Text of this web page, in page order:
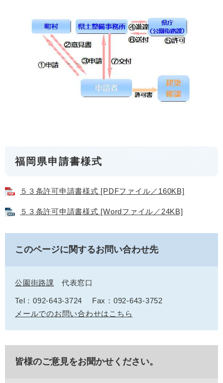
福岡県申請書様式
５３条許可申請書様式 [PDFファイル／160KB]
５３条許可申請書様式 [Wordファイル／24KB]
このページに関するお問い合わせ先
公園街路課 代表窓口
Tel：092-643-3724
Fax：092-643-3752
メールでのお問い合わせはこちら
皆様のご意見をお聞かせください。